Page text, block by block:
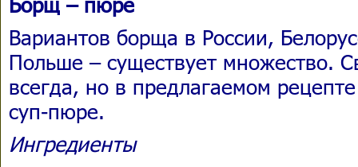
Вариантов борща в России,
Польше – существует множество.
всегда, но в предлагаемом
суп-пюре.
Ингредиенты